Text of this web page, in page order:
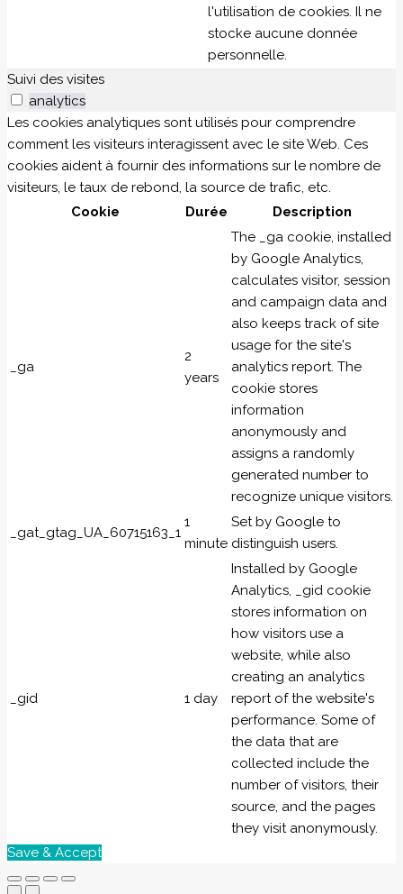
l'utilisation de cookies. Il ne
stocke aucune donnée
personnelle.
Suivi des visites
analytics
Les cookies analytiques sont utilisés pour comprendre
comment les visiteurs interagissent avec le site Web. Ces
cookies aident à fournir des informations sur le nombre de
visiteurs, le taux de rebond, la source de trafic, etc.
Cookie
Durée Description
_ga
2
years
The _ga cookie, installed
by Google Analytics,
calculates visitor, session
and campaign data and
also keeps track of site
usage for the site's
analytics report. The
cookie stores
information
anonymously and
assigns a randomly
generated number to
recognize unique visitors.
_gat_gtag_UA_60715163_1
1
minute
Set by Google to
distinguish users.
_gid 1 day
Installed by Google
Analytics, _gid cookie
stores information on
how visitors use a
website, while also
creating an analytics
report of the website's
performance. Some of
the data that are
collected include the
number of visitors, their
source, and the pages
they visit anonymously.
Save & Accept